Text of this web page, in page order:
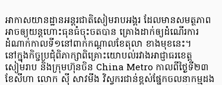
អាកាសយានដ្ឋានអន្តរជាតិសៀមរាបអង្គរ ដែលមានសមត្ថភាព
អាចឲ្យយន្តហោះធុនធំចុះចតបាន គ្រោងដាក់ឲ្យដំណើរការ
ដំណាក់កាលទី១នៅពាក់កណ្តាលខែតុលា ខាងមុខនេះ។
នៅក្នុងកិច្ចប្រជុំពិភាក្សាពិគ្រោះយោបល់រវាងអាជ្ញាធរខេត្ត
សៀមរាប និងក្រុមហ៊ុនចិន China Metro កាលពីថ្ងៃទី២៣
ខែសីហា លោក ស៊ី សាវមីង វិស្វករជាន់ខ្ពស់ផ្នែកចលនាកម្មដង